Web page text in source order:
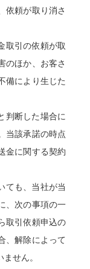
依頼が取り消さ
取引の依頼が取
のほか、お客さ
備により生じた
判断した場合に
当該承諾の時点
金に関する契約
ても、当社が当
、次の事項の一
取引依頼申込の
、解除によって
せん。